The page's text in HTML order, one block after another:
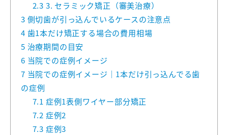
2.3 3. セラミック矯正（審美治療）
3 側切歯が引っ込んでいるケースの注意点
4 歯1本だけ矯正する場合の費用相場
5 治療期間の目安
6 当院での症例イメージ
7 当院での症例イメージ｜1本だけ引っ込んでる歯
の症例
7.1 症例1表側ワイヤー部分矯正
7.2 症例2
7.3 症例3